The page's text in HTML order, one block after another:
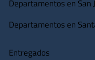
Departamentos en San
Departamentos en
Entregados